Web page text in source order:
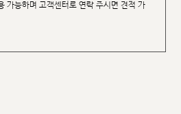
가능하며 고객센터로 연락 주시면 견적 가